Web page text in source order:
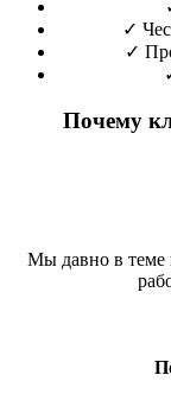
✓
✓
Почему
Мы давно в теме